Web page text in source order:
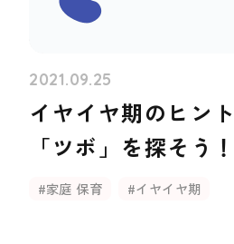
2021.09.25
イヤイヤ期のヒ
「ツボ」を探そう！
#家庭 保育 #イヤイヤ期